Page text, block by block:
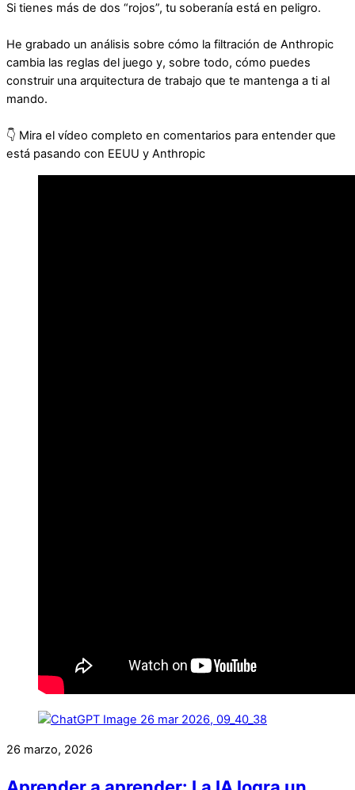
Si tienes más de dos “rojos”, tu soberanía está en peligro.
He grabado un análisis sobre cómo la filtración de Anthropic
cambia las reglas del juego y, sobre todo, cómo puedes
construir una arquitectura de trabajo que te mantenga a ti al
mando.
👇 Mira el vídeo completo en comentarios para entender que
está pasando con EEUU y Anthropic
26 marzo, 2026